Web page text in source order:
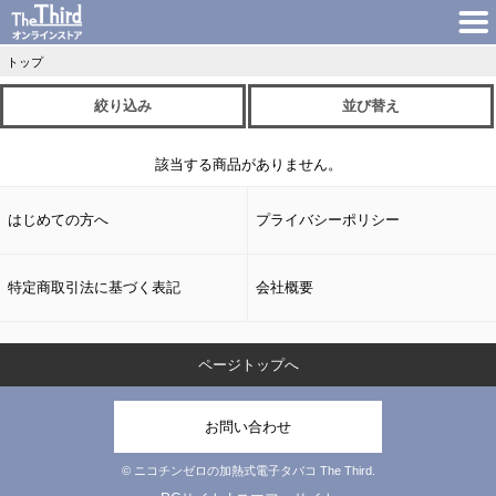
トップ
絞り込み 並び替え
該当する商品がありません。
はじめての方へ プライバシーポリシー
特定商取引法に基づく表記 会社概要
ページトップへ
お問い合わせ
© ニコチンゼロの加熱式電子タバコ The Third.